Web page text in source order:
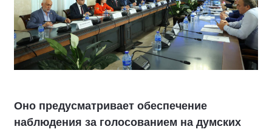
Оно предусматривает обеспечение
наблюдения за голосованием на думских